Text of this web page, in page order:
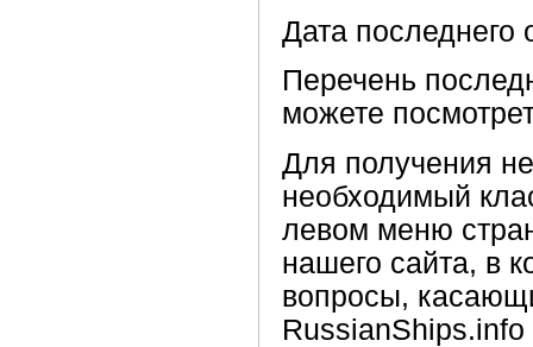
Дата последнего
Перечень
можете
Для получения
необходимый
левом меню
нашего сайта, в
вопросы,
RussianShips.info